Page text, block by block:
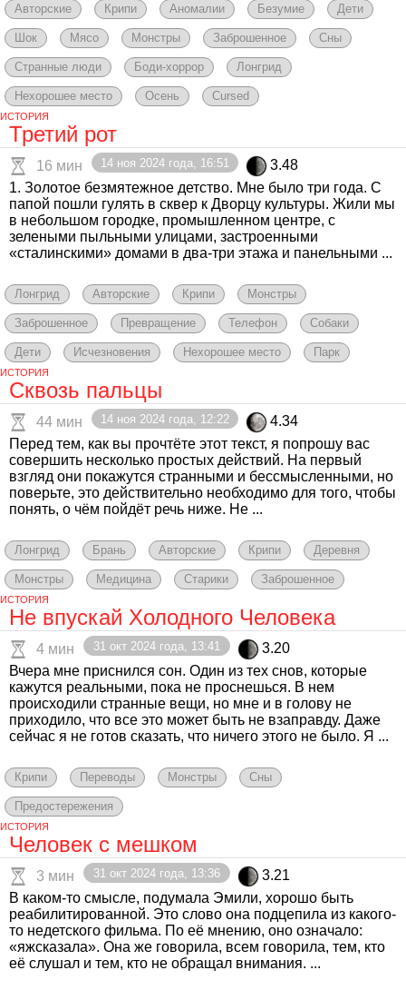
Авторские Крипи Аномалии Безумие Дети
Шок Мясо Монстры Заброшенное Сны
Странные люди Боди-хоррор Лонгрид
Нехорошее место Осень Cursed
ИСТОРИЯ
Третий рот
16 мин 14 ноя 2024 года, 16:51
3.48
1. Золотое безмятежное детство. Мне было три года. С
папой пошли гулять в сквер к Дворцу культуры. Жили мы
в небольшом городке, промышленном центре, с
зелеными пыльными улицами, застроенными
«сталинскими» домами в два-три этажа и панельными ...
Лонгрид Авторские Крипи Монстры
Заброшенное Превращение Телефон Собаки
Дети Исчезновения Нехорошее место Парк
ИСТОРИЯ
Сквозь пальцы
44 мин 14 ноя 2024 года, 12:22
4.34
Перед тем, как вы прочтёте этот текст, я попрошу вас
совершить несколько простых действий. На первый
взгляд они покажутся странными и бессмысленными, но
поверьте, это действительно необходимо для того, чтобы
понять, о чём пойдёт речь ниже. Не ...
Лонгрид Брань Авторские Крипи Деревня
Монстры Медицина Старики Заброшенное
ИСТОРИЯ
Не впускай Холодного Человека
4 мин 31 окт 2024 года, 13:41
3.20
Вчера мне приснился сон. Один из тех снов, которые
кажутся реальными, пока не проснешься. В нем
происходили странные вещи, но мне и в голову не
приходило, что все это может быть не взаправду. Даже
сейчас я не готов сказать, что ничего этого не было. Я ...
Крипи Переводы Монстры Сны
Предостережения
ИСТОРИЯ
Человек с мешком
3 мин 31 окт 2024 года, 13:36
3.21
В каком-то смысле, подумала Эмили, хорошо быть
реабилитированной. Это слово она подцепила из какого-
то недетского фильма. По её мнению, оно означало:
«яжсказала». Она же говорила, всем говорила, тем, кто
её слушал и тем, кто не обращал внимания. ...